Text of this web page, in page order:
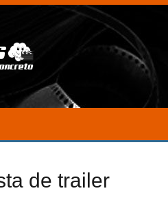
de trailer